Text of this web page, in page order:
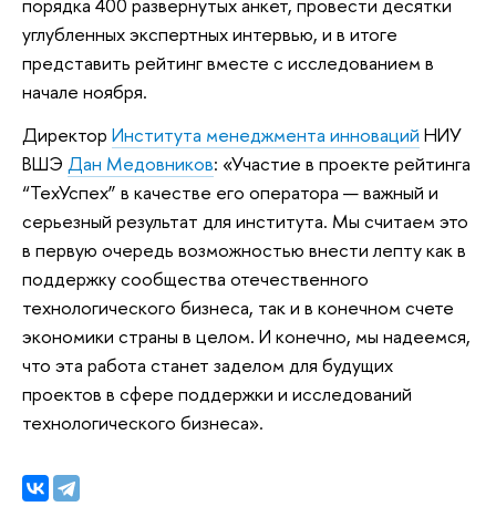
углубленных экспертных интервью, и в итоге
представить рейтинг вместе с исследованием в
начале ноября.
Директор Института менеджмента инноваций НИУ
ВШЭ Дан Медовников: «Участие в проекте рейтинга
“ТехУспех” в качестве его оператора — важный и
серьезный результат для института. Мы считаем это
в первую очередь возможностью внести лепту как в
поддержку сообщества отечественного
технологического бизнеса, так и в конечном счете
экономики страны в целом. И конечно, мы надеемся,
что эта работа станет заделом для будущих
проектов в сфере поддержки и исследований
технологического бизнеса».